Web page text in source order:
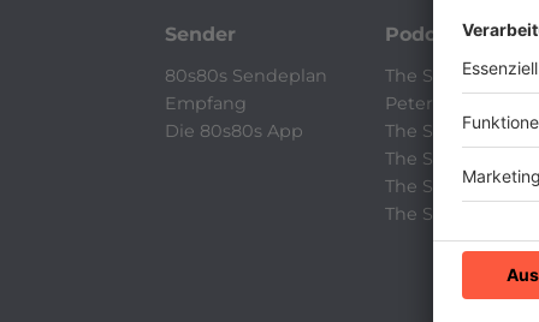
Sender
80s80s Sendeplan
Empfang
Die 80s80s App
Podcast
The Story /
Peters Pop
The Story /
The Story /
The Story /
The Story / NDW